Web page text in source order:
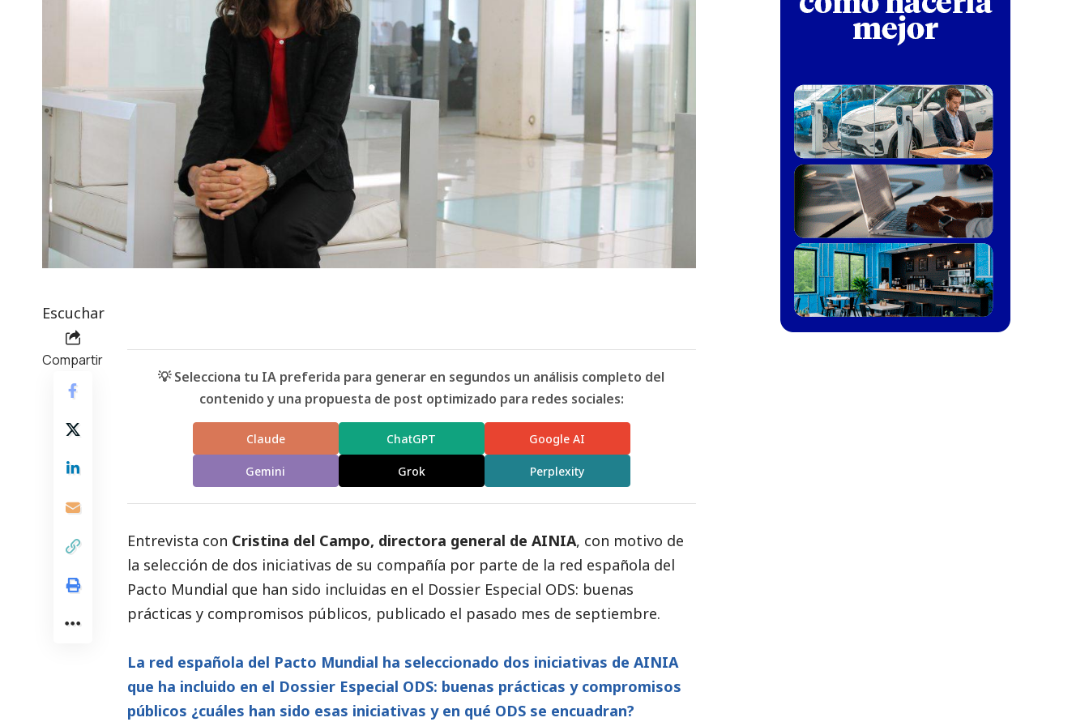
Escuchar
Compartir
💡 Selecciona tu IA preferida para generar en segundos un análisis completo del
contenido y una propuesta de post optimizado para redes sociales:
Claude ChatGPT Google AI
Gemini Grok Perplexity
Entrevista con Cristina del Campo, directora general de AINIA, con motivo de
la selección de dos iniciativas de su compañía por parte de la red española del
Pacto Mundial que han sido incluidas en el Dossier Especial ODS: buenas
prácticas y compromisos públicos, publicado el pasado mes de septiembre.
La red española del Pacto Mundial ha seleccionado dos iniciativas de AINIA
que ha incluido en el Dossier Especial ODS: buenas prácticas y compromisos
públicos ¿cuáles han sido esas iniciativas y en qué ODS se encuadran?